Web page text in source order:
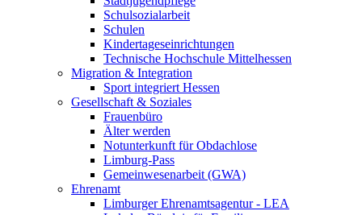
Schulsozialarbeit
Schulen
Kindertageseinrichtungen
Technische Hochschule Mittelhessen
Migration & Integration
Sport integriert Hessen
Gesellschaft & Soziales
Frauenbüro
Älter werden
Notunterkunft für Obdachlose
Limburg-Pass
Gemeinwesenarbeit (GWA)
Ehrenamt
Limburger Ehrenamtsagentur - LEA